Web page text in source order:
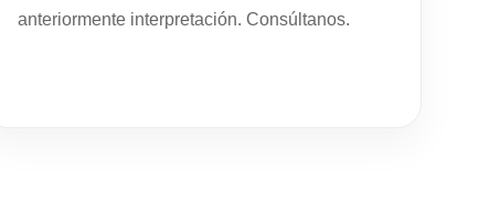
anteriormente interpretación. Consúltanos.